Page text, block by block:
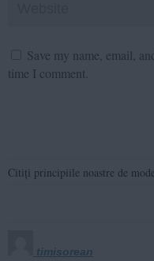
Save my name, email,
time I comment.
Citiți principiile noastre de
timisorean